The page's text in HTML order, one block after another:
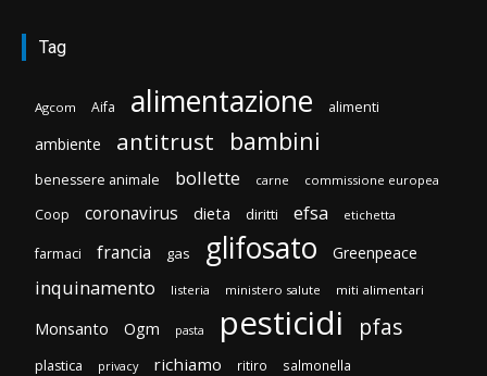
Tag
Agcom Aifa alimentazione alimenti
ambiente antitrust bambini
benessere animale bollette carne commissione europea
Coop coronavirus dieta diritti efsa etichetta
farmaci francia gas glifosato Greenpeace
inquinamento listeria ministero salute miti alimentari
Monsanto Ogm pasta pesticidi pfas
plastica privacy richiamo ritiro salmonella